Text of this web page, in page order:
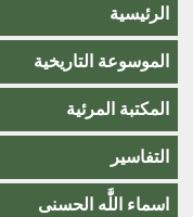
الرئيسية
الموسوعة التاريخية
المكتبة المرئية
التفاسير
اسماء اللَّٰه الحسنى